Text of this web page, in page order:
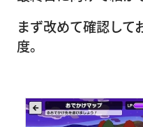
まず改めて確認して
度。